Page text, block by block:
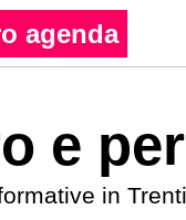
agenda
e
in